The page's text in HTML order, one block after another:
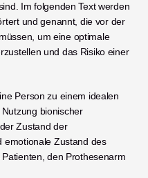
Im folgenden Text werden
und genannt, die vor der
um eine optimale
und das Risiko einer
Person zu einem idealen
bionischer
Zustand der
emotionale Zustand des
den Prothesenarm